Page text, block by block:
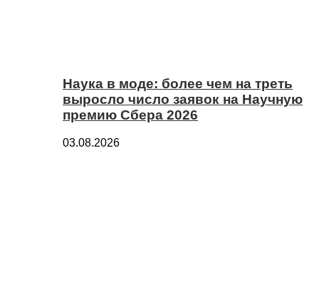
Наука в моде: более чем на треть
выросло число заявок на Научную
премию Сбера 2026
03.08.2026